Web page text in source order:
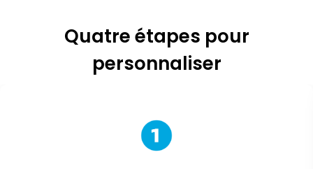
Quatre étapes pour
personnaliser